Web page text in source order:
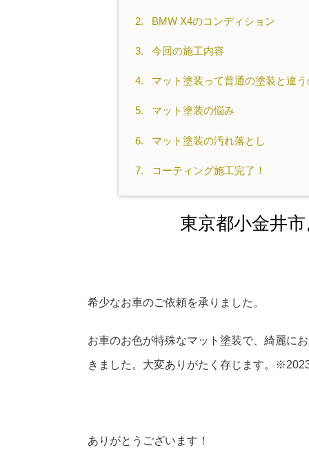
2. BMW X4のコンディション
3. 今回の施工内容
4. マット塗装って普通の塗装と違う
5. マット塗装の悩み
6. マット塗装の汚れ落とし
7. コーティング施工完了！
東京都小金井
希少なお車のご依頼を承りました。
お車のお色が特殊なマット塗装で、綺麗に
きました。大変ありがたく存じます。
ありがとうございます！